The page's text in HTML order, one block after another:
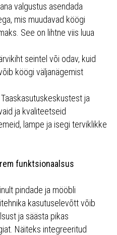
valgustus asendada
mis muudavad köögi
See on lihtne viis luua
seintel või odav, kuid
köögi väljanägemist
ja
ja kvaliteetseid
lampe ja isegi terviklikke
funktsionaalsus
pindade ja mööbli
kasutuselevõtt võib
ja säästa pikas
Näiteks integreeritud